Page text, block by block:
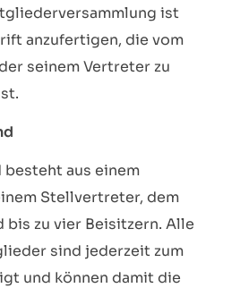
ist
anzufertigen, die vom
seinem Vertreter zu
besteht aus einem
Stellvertreter, dem
bis zu vier Beisitzern. Alle
sind jederzeit zum
und können damit die